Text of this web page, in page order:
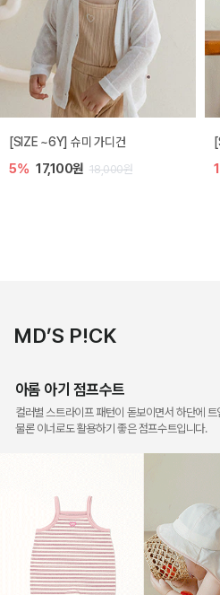
밀라 아기 점프수트
10% 30,600원 34,000원
MD’S P!CK
아롬 아기 점프수트
컬러별 스트라이프 패턴이 돋보이면서 하단에
물론 이너로도 활용하기 좋은 점프수트입니다.